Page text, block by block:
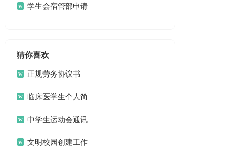
结 学生会宿管部申请
猜你喜欢
正规劳务协议书
临床医学生个人简
历 中学生运动会通讯
稿15篇文明校园创建工作